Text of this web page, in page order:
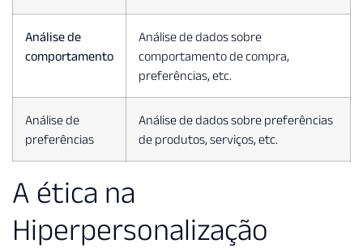
Análise de
comportamento
Análise de dados sobre
comportamento de compra,
preferências, etc.
Análise de
preferências
Análise de dados sobre preferências
de produtos, serviços, etc.
A ética na
Hiperpersonalização